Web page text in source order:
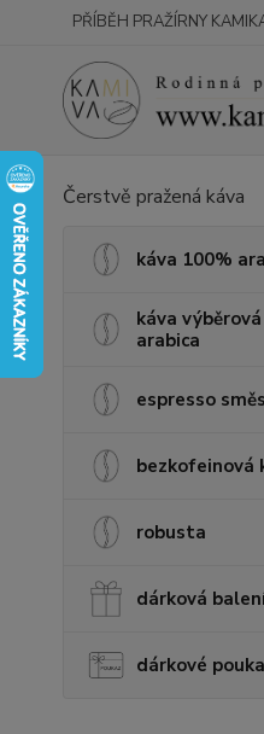
PŘÍBĚH PRAŽÍRNY
Čerstvě pražená káva
káva 100%
káva
arabica
espresso
bezkofeinová
robusta
dárková
dárkové